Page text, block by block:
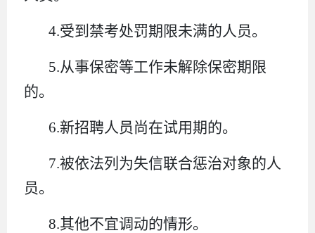
4.受到禁考处罚期限未满的人员。
5.从事保密等工作未解除保密期限
的。
6.新招聘人员尚在试用期的。
7.被依法列为失信联合惩治对象的人
员。
8.其他不宜调动的情形。